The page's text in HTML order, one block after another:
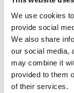
We use cookies
provide social
We also share
our social media,
may combine it
provided to them
of their services.